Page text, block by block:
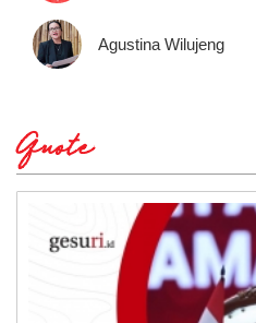
Agustina Wilujeng
Quote